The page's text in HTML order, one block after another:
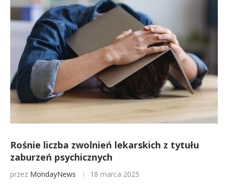
Rośnie liczba zwolnień lekarskich z tytułu
zaburzeń psychicznych
przez MondayNews 18 marca 2025